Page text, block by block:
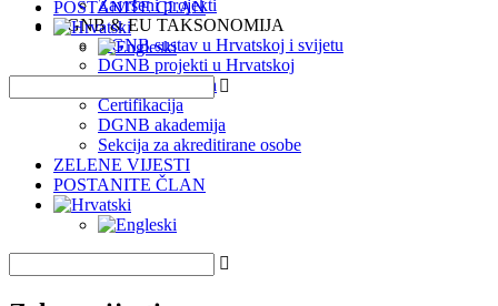
Završeni projekti
DGNB & EU TAKSONOMIJA
DGNB sustav u Hrvatskoj i svijetu
DGNB projekti u Hrvatskoj
EU Taksonomija
Certifikacija
DGNB akademija
Sekcija za akreditirane osobe
ZELENE VIJESTI
POSTANITE ČLAN
POSTANITE ČLAN